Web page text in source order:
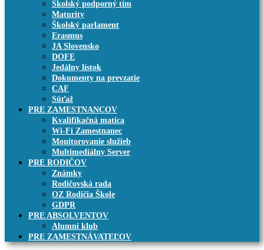
Školský podporný tím
Maturity
Školský parlament
Erasmus
JA Slovensko
DOFE
Jedálny lístok
Dokumenty na prevzatie
CAF
Súťaž
PRE ZAMESTNANCOV
Kvalifikačná matica
Wi-Fi Zamestnanec
Monitorovanie služieb
Multimediálny Server
PRE RODIČOV
Známky
Rodičovská rada
OZ Rodičia Škole
GDPR
PRE ABSOLVENTOV
Alumni klub
PRE ZAMESTNÁVATEĽOV